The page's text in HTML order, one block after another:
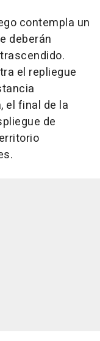
contempla un
deberán
el repliegue
el final de la
de